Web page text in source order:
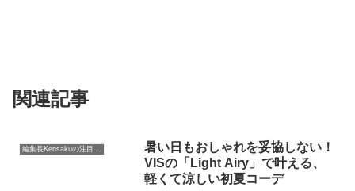
関連記事
編集長Kensakuの注目ネタ
暑い日もおしゃれを妥協しない！
VISの「Light Airy」で叶える、
軽くて涼しい初夏コーデ